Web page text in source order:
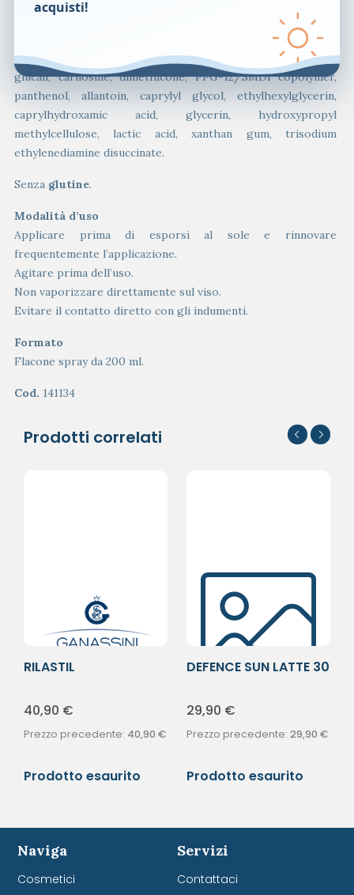
octenylsuccinate, dicaprylyl carbonate, poloxamer 407,
niacinamide, sodium stearoyl glutamate, lactobacillus
ferment, tocopheryl acetate, sodium carboxymethyl beta-
glucan, carnosine, dimethicone, PPG-12/SMDI copolymer,
panthenol, allantoin, caprylyl glycol, ethylhexylglycerin,
caprylhydroxamic acid, glycerin, hydroxypropyl
methylcellulose, lactic acid, xanthan gum, trisodium
ethylenediamine disuccinate.
Senza glutine.
Modalità d’uso
Applicare prima di esporsi al sole e rinnovare
frequentemente l’applicazione.
Agitare prima dell’uso.
Non vaporizzare direttamente sul viso.
Evitare il contatto diretto con gli indumenti.
Formato
Flacone spray da 200 ml.
Cod. 141134
Prodotti correlati
RILASTIL
ANTIR
40,90 €
Prezzo precedente: 40,90 €
Prodotto esaurito
DEFENCE SUN LATTE 30
29,90 €
Prezzo precedente: 29,90 €
Prodotto esaurito
Naviga
Cosmetici
Servizi
Contattaci
acquisti!